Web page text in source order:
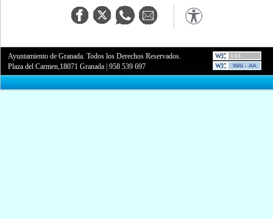
Ayuntamiento de Granada. Todos los Derechos Reservados.
Plaza del Carmen,18071 Granada |958 539 697